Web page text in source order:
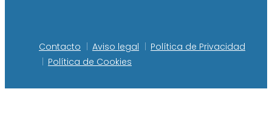
Contacto Aviso legal
Política de Privacidad
Política de Cookies